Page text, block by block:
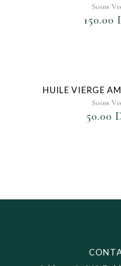
Soins
150.00
HUILE VIERGE
Soins
50.00